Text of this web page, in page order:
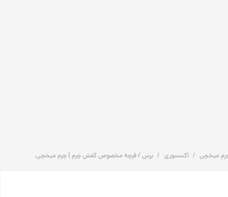
میخچی اکسسوری برس / فرچه مخصوص کفش چرم | چرم میخچی.